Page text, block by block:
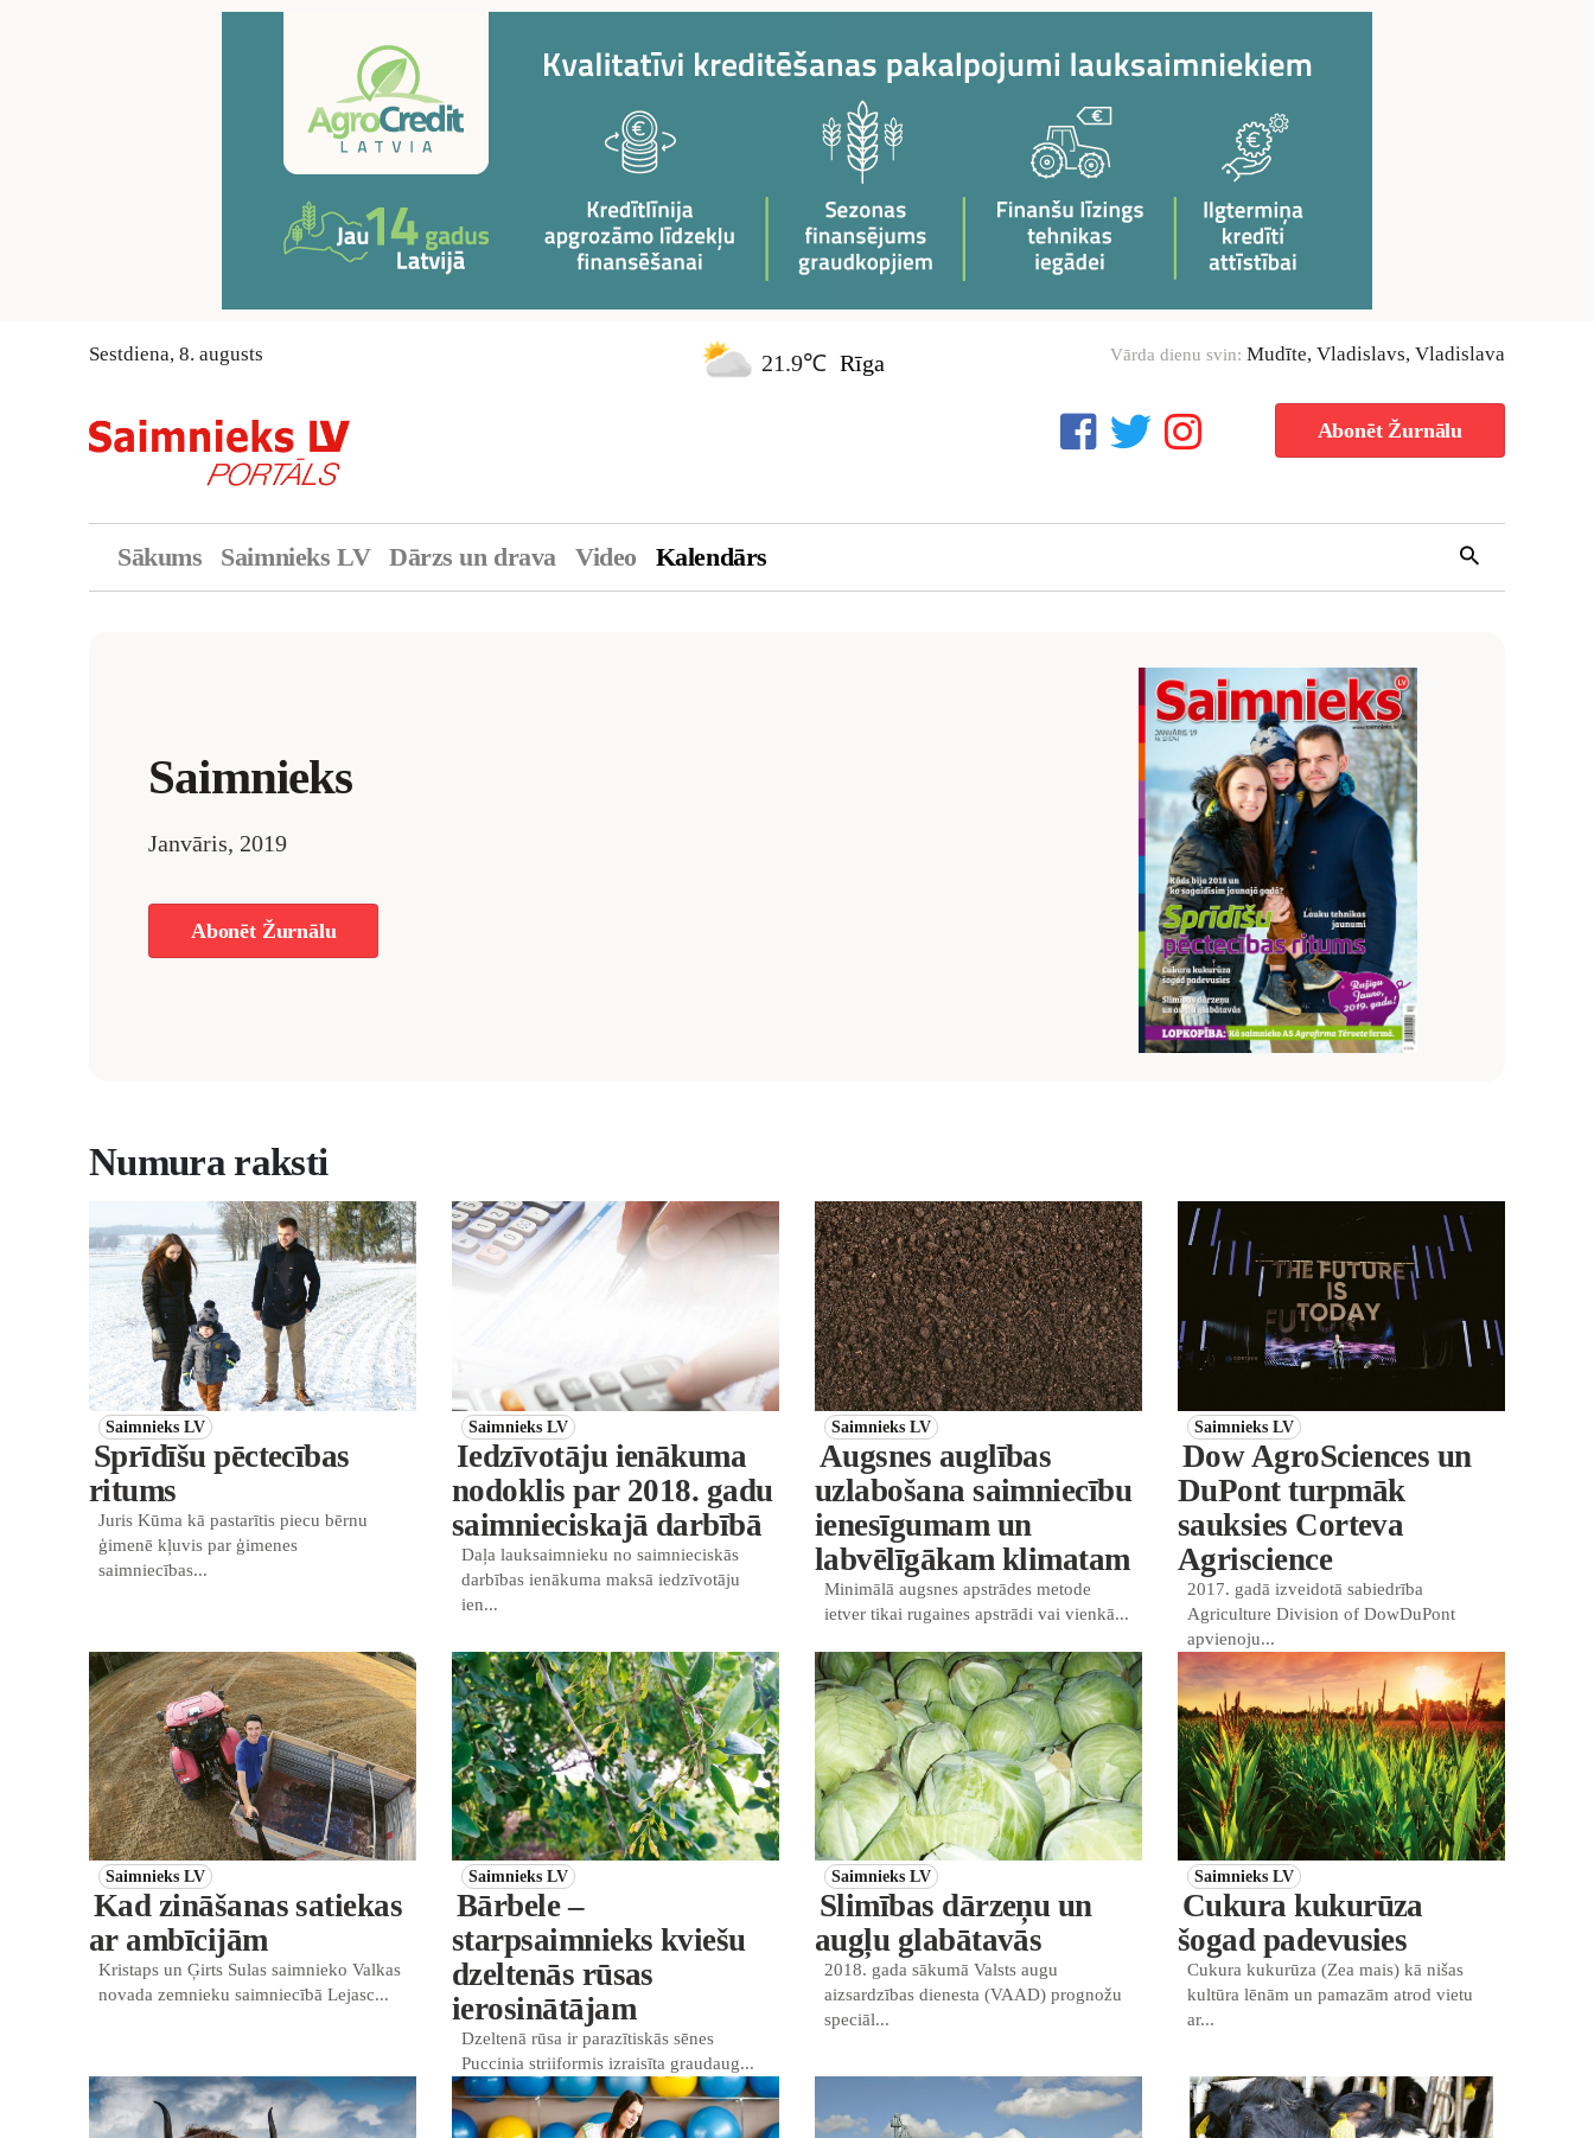
Sestdiena, 8. augusts 21.9℃ Rīga Vārda dienu svin: Mudīte, Vladislavs, Vladislava
Abonēt Žurnālu
Sākums Saimnieks LV Dārzs un drava Video Kalendārs
Saimnieks
Janvāris, 2019
Abonēt Žurnālu
Numura raksti
Saimnieks LV
Sprīdīšu pēctecības
ritums
Juris Kūma kā pastarītis piecu bērnu
ģimenē kļuvis par ģimenes
saimniecības...
Saimnieks LV
Iedzīvotāju ienākuma
nodoklis par 2018. gadu
saimnieciskajā darbībā
Daļa lauksaimnieku no saimnieciskās
darbības ienākuma maksā iedzīvotāju
ien...
Saimnieks LV
Augsnes auglības
uzlabošana saimniecību
ienesīgumam un
labvēlīgākam klimatam
Minimālā augsnes apstrādes metode
ietver tikai rugaines apstrādi vai vienkā...
Saimnieks LV
Dow AgroSciences un
DuPont turpmāk
sauksies Corteva
Agriscience
2017. gadā izveidotā sabiedrība
Agriculture Division of DowDuPont
apvienoju...
Saimnieks LV
Kad zināšanas satiekas
ar ambīcijām
Kristaps un Ģirts Sulas saimnieko Valkas
novada zemnieku saimniecībā Lejasc...
Saimnieks LV
Bārbele –
starpsaimnieks kviešu
dzeltenās rūsas
ierosinātājam
Dzeltenā rūsa ir parazītiskās sēnes
Puccinia striiformis izraisīta graudaug...
Saimnieks LV
Slimības dārzeņu un
augļu glabātavās
2018. gada sākumā Valsts augu
aizsardzības dienesta (VAAD) prognožu
speciāl...
Saimnieks LV
Cukura kukurūza
šogad padevusies
Cukura kukurūza (Zea mais) kā nišas
kultūra lēnām un pamazām atrod vietu
ar...